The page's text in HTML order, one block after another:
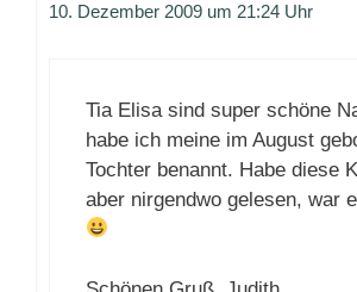
10. Dezember 2009 um 21:24 Uhr
Tia Elisa sind super schöne
habe ich meine im August
Tochter benannt. Habe diese
aber nirgendwo gelesen, war